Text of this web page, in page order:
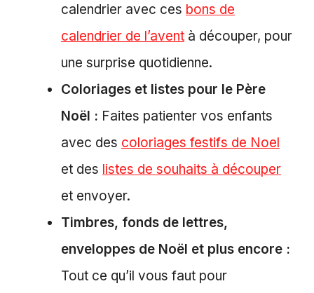
calendrier avec ces bons de
calendrier de l’avent à découper, pour
une surprise quotidienne.
Coloriages et listes pour le Père
Noël : Faites patienter vos enfants
avec des coloriages festifs de Noel
et des listes de souhaits à découper
et envoyer.
Timbres, fonds de lettres,
enveloppes de Noël et plus encore :
Tout ce qu’il vous faut pour